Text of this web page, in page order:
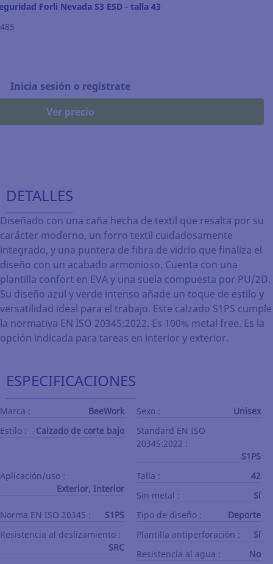
Forli Nevada S3 ESD - talla 43
Inicia sesión o regístrate
Ver precio
DETALLES
Diseñado con una caña hecha de textil que resalta por su
carácter moderno, un forro textil cuidadosamente
integrado, y una puntera de fibra de vidrio que finaliza el
diseño con un acabado armonioso. Cuenta con una
plantilla confort en EVA y una suela compuesta por PU/2D.
Su diseño azul y verde intenso añade un toque de estilo y
versatilidad ideal para el trabajo. Este calzado S1PS cumple
la normativa EN ISO 20345:2022. Es 100% metal free. Es la
opción indicada para tareas en interior y exterior.
ESPECIFICACIONES
Marca : BeeWork Sexo :
Unisex
Estilo :
Calzado de corte bajo
Standard EN ISO
20345:2022 :
S1PS
Aplicación/uso :
Exterior, Interior
Talla :
42
Sin metal :
Sí
Norma EN ISO 20345 :
S1PS Tipo de diseño :
Deporte
Resistencia al deslizamiento :
SRC
Plantilla antiperforación :
Sí
Resistencia al agua :
No